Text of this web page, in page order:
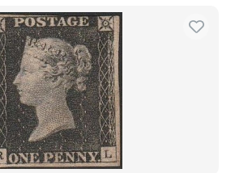
Appliquer